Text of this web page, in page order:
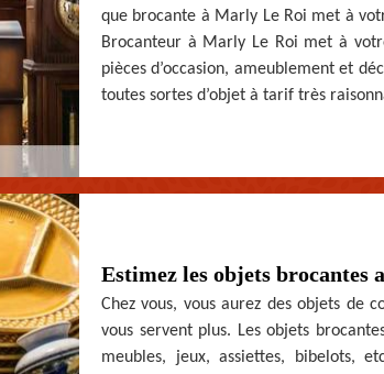
que brocante à Marly Le Roi met à
Brocanteur à Marly Le Roi met à
pièces d’occasion, ameublement et
toutes sortes d’objet à tarif très
Estimez les objets brocantes
Chez vous, vous aurez des objets de
vous servent plus. Les objets
meubles, jeux, assiettes, bibelots,